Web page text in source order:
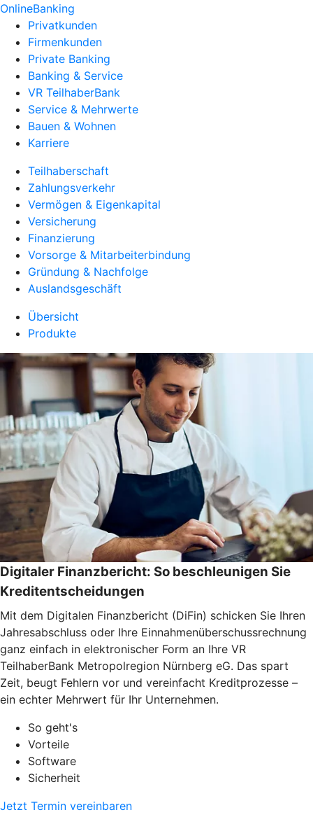
OnlineBanking
Privatkunden
Firmenkunden
Private Banking
Banking & Service
VR TeilhaberBank
Service & Mehrwerte
Bauen & Wohnen
Karriere
Teilhaberschaft
Zahlungsverkehr
Vermögen & Eigenkapital
Versicherung
Finanzierung
Vorsorge & Mitarbeiterbindung
Gründung & Nachfolge
Auslandsgeschäft
Übersicht
Produkte
Digitaler Finanzbericht: So beschleunigen Sie
Kreditentscheidungen
Mit dem Digitalen Finanzbericht (DiFin) schicken Sie Ihren
Jahresabschluss oder Ihre Einnahmenüberschussrechnung
ganz einfach in elektronischer Form an Ihre VR
TeilhaberBank Metropolregion Nürnberg eG. Das spart
Zeit, beugt Fehlern vor und vereinfacht Kreditprozesse –
ein echter Mehrwert für Ihr Unternehmen.
So geht's
Vorteile
Software
Sicherheit
Jetzt Termin vereinbaren